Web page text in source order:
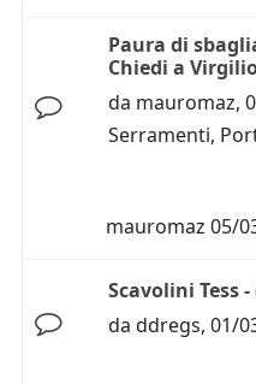
Paura di
Chiedi a
da mauromaz,
Serramenti,
mauromaz 05/
Scavolini Tess
da ddregs, 01/